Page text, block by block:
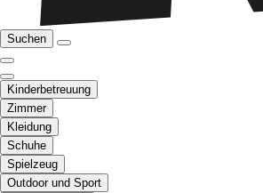
Suchen
Kinderbetreuung
Zimmer
Kleidung
Schuhe
Spielzeug
Outdoor und Sport